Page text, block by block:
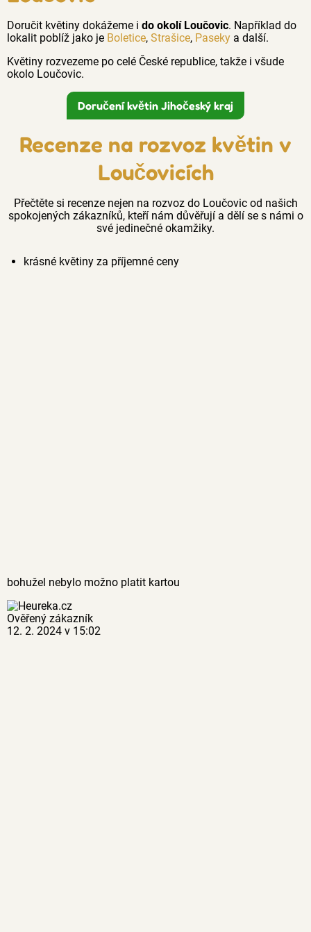
Doručit květiny dokážeme i do okolí Loučovic. Například do
lokalit poblíž jako je Boletice, Strašice, Paseky a další.
Květiny rozvezeme po celé České republice, takže i všude
okolo Loučovic.
Doručení květin Jihočeský kraj
Recenze na rozvoz květin v
Loučovicích
Přečtěte si recenze nejen na rozvoz do Loučovic od našich
spokojených zákazníků, kteří nám důvěřují a dělí se s námi o
své jedinečné okamžiky.
krásné květiny za příjemné ceny
bohužel nebylo možno platit kartou
Ověřený zákazník
12. 2. 2024 v 15:02